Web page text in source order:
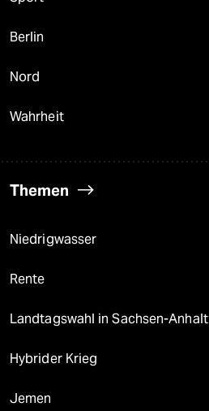
Berlin
Nord
Wahrheit
Themen
Niedrigwasser
Rente
Landtagswahl in Sachsen-Anhalt
Hybrider Krieg
Jemen